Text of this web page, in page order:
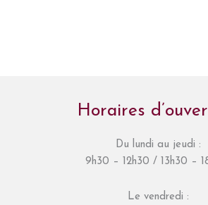
Horaires
Du lundi au jeudi :
9h30 – 12h30 / 13h30 –
Le vendredi :